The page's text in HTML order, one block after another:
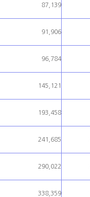
87,139
91,906
96,784
145,121
193,458
241,685
290,022
338,359